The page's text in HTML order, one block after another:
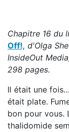
Une crise
Chapitre 16 du
Off!, d'Olga
InsideOut
298 pages.
Il était une
était plate.
bon pour vous.
thalidomide